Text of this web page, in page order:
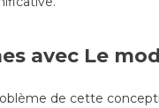
avec Le
de cette